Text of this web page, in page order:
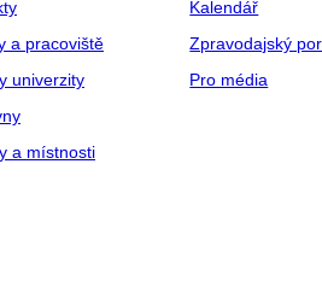
a pracoviště
univerzity
a místnosti
Kalendář
Zpravodajský
Pro média